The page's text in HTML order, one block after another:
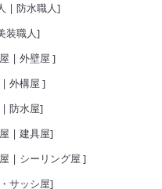
| 防水職人]
装職人]
| 外壁屋 ]
| 外構屋 ]
| 防水屋]
| 建具屋]
| シーリング屋 ]
サッシ屋]